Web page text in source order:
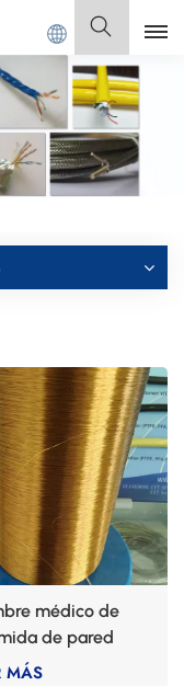
CIT SPECIAL CABLE
Español
médico de
de pared
MÁS